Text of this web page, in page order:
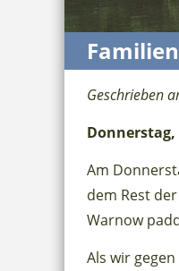
Geschrieben
Donnerstag,
Am
dem Rest
Warnow
Als wir